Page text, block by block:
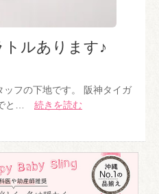
ルあります♪
ッフの下地です。 阪神タイガ
でと… 続きを読む